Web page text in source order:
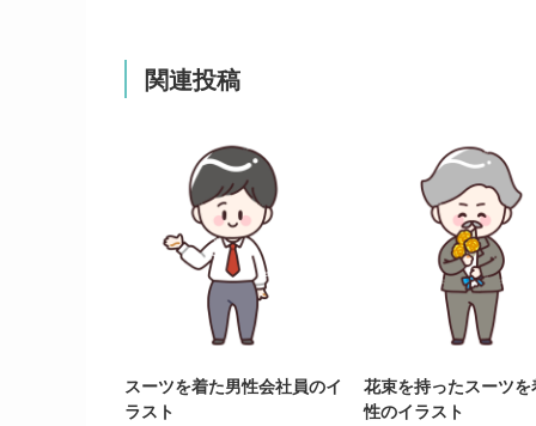
関連投稿
スーツを着た男性会社員のイ
ラスト
花束を持ったスーツ
性のイラスト